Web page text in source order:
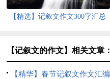
【精选】记叙文作文300字汇总
【记叙文的作文】相关文章：
【精华】春节记叙文作文汇编